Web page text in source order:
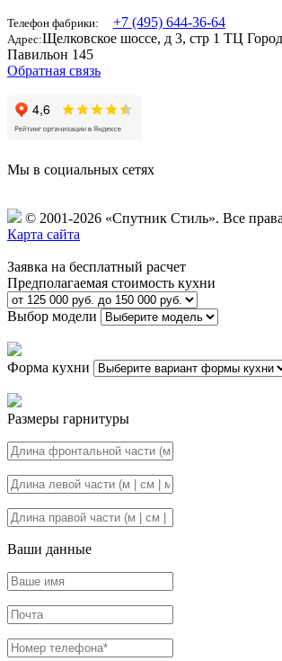
Телефон фабрики: +7 (495) 644-36-64
Адрес:Щелковское шоссе, д 3, стр 1 ТЦ
Павильон 145
Обратная связь
Мы в социальных сетях
© 2001-2026 «Спутник Стиль». Все
Карта сайта
Заявка на бесплатный расчет
Предполагаемая стоимость кухни
Выбор модели
Форма кухни
Размеры гарнитуры
Ваши данные